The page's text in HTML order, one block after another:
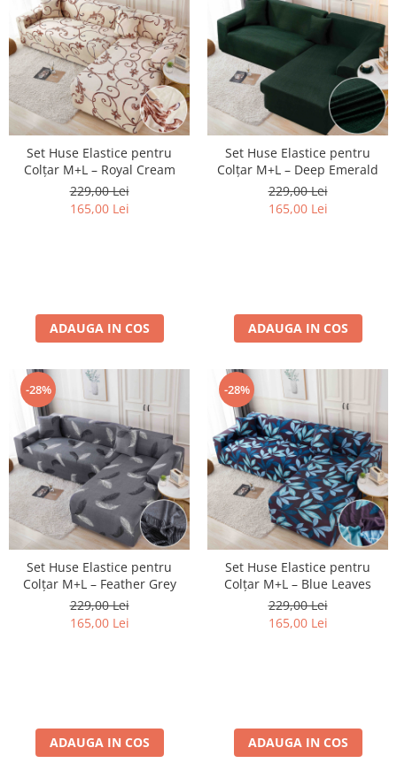
Set Huse Elastice pentru
Colțar M+L – Royal Cream
229,00 Lei
165,00 Lei
ADAUGA IN COS
Set Huse Elastice pentru
Colțar M+L – Deep Emerald
229,00 Lei
165,00 Lei
ADAUGA IN COS
-28%
Set Huse Elastice pentru
Colțar M+L – Feather Grey
229,00 Lei
165,00 Lei
ADAUGA IN COS
-28%
Set Huse Elastice pentru
Colțar M+L – Blue Leaves
229,00 Lei
165,00 Lei
ADAUGA IN COS